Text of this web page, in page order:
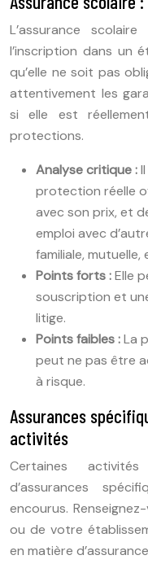
L’assurance
l’inscription dans un
qu’elle ne soit pas
attentivement les
si elle est
protections.
Analyse critique :
protection réelle
avec son prix, et
emploi avec
familiale, mutuelle,
Points forts :Elle
souscription et
litige.
Points faibles :La
peut ne pas être
à risque.
Assurances
activités
Certaines
d’assurances
encourus.
ou de votre
en matière